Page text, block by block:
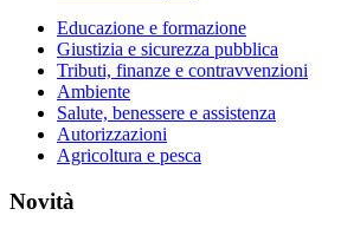
Educazione e formazione
Giustizia e sicurezza pubblica
Tributi, finanze e contravvenzioni
Ambiente
Salute, benessere e assistenza
Autorizzazioni
Agricoltura e pesca
Novità